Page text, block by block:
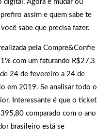
digital. Agora é mudar ou
assim e quem sabe te
sabe que precisa fazer.
pela Compre&Confie
com um faturando R$27,3
24 de fevereiro a 24 de
em 2019. Se analisar todo o
Interessante é que o ticket
comparado com o ano
brasileiro está se